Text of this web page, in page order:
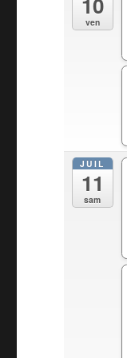
ven
JUIL
11
sam